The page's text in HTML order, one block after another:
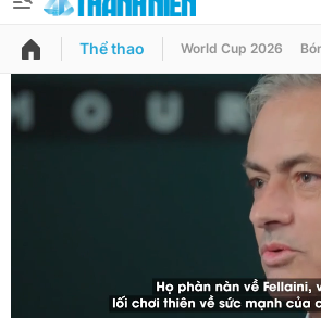
QUẢNG CÁO ĐẶT BÁO
Chào ngày mới Tin 24h
Thông tin tài khoản
Thể thao World Cup 2026